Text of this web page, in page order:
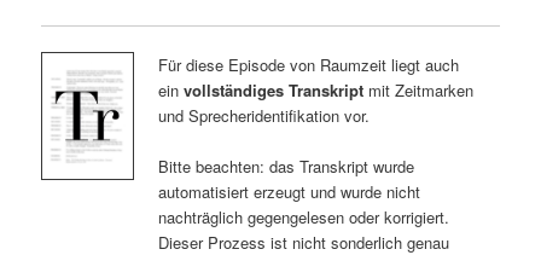
Für diese Episode von Raumzeit liegt auch
ein vollständiges Transkriptmit Zeitmarken
und Sprecheridentifikation vor.
Bitte beachten: das Transkript wurde
automatisiert erzeugt und wurde nicht
nachträglich gegengelesen oder korrigiert.
Dieser Prozess ist nicht sonderlich genau